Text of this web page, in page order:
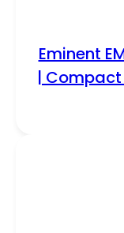
Eminent
| Compact